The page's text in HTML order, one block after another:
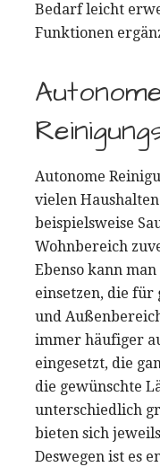
Bedarf leicht
Funktionen
Autonome
vielen
beispielsweise
Wohnbereich
Ebenso kann
einsetzen, die für
und
immer häufiger
eingesetzt, die
die gewünschte
unterschiedlich
bieten sich
Deswegen ist es